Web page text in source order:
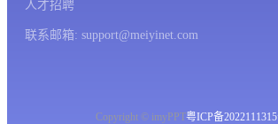
人才招聘
联系邮箱: support@meiyinet.com
Copyright © imyPPT粤ICP备